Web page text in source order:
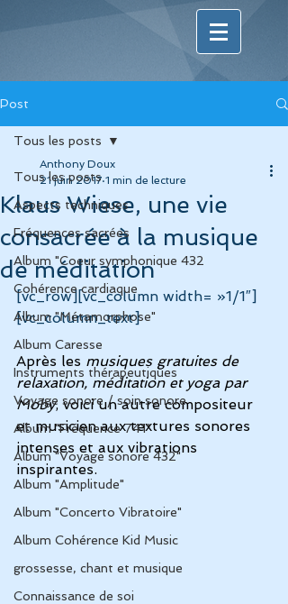
Post
Tous les posts
Aspects techniques
Fréquences sacrées
Album "Coeur symphonique 432
Cohérence cardiaque
Album "Métamorphose"
Album Caresse
Instruments thérapeutiques
Voyage sonore / soin sonore
Album "Fréquence 741"
Album "Voyage sonore 432"
Album "Amplitude"
Album "Concerto Vibratoire"
Album Cohérence Kid Music
grossesse, chant et musique
Connaissance de soi
Tous les posts
Klaus Wiese, une vie
consacrée à la musique
de méditation
Anthony Doux
21 juin 2017 1 min de lecture
[vc_row][vc_column width= »1/1″]
[vc_column_text]
Après les musiques gratuites de
relaxation, méditation et yoga par
Moby, voici un autre compositeur
et musicien aux textures sonores
intenses et aux vibrations
inspirantes.